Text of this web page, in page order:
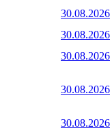
30.08.2026
30.08.2026
30.08.2026
30.08.2026
30.08.2026